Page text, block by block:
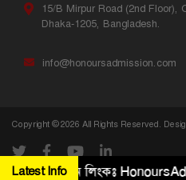
Latest Info
টাকা। আবেদন লিংকঃ
15/B Mirpur Road (2nd Floor),
Dhaka-1205, Bangladesh.
info@honoursadmission.com
Copyright ©2026 All Rights Reserved.